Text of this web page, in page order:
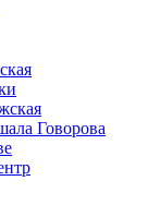
Говорова